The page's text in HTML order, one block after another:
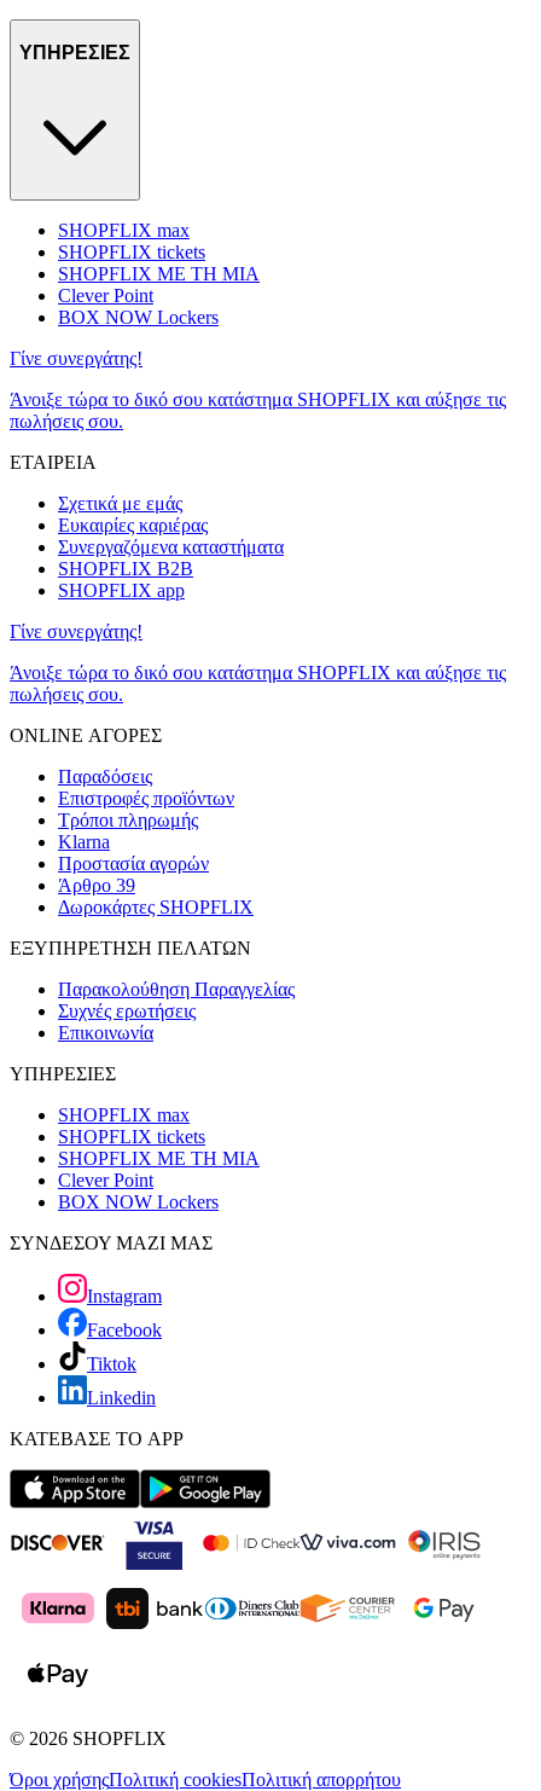
ΥΠΗΡΕΣΙΕΣ
SHOPFLIX max
SHOPFLIX tickets
SHOPFLIX ΜΕ ΤΗ ΜΙΑ
Clever Point
BOX NOW Lockers
Γίνε συνεργάτης!
Άνοιξε τώρα το δικό σου κατάστημα SHOPFLIX και αύξησε τις
πωλήσεις σου.
ΕΤΑΙΡΕΙΑ
Σχετικά με εμάς
Ευκαιρίες καριέρας
Συνεργαζόμενα καταστήματα
SHOPFLIX B2B
SHOPFLIX app
Γίνε συνεργάτης!
Άνοιξε τώρα το δικό σου κατάστημα SHOPFLIX και αύξησε τις
πωλήσεις σου.
ONLINE ΑΓΟΡΕΣ
Παραδόσεις
Επιστροφές προϊόντων
Τρόποι πληρωμής
Klarna
Προστασία αγορών
Άρθρο 39
Δωροκάρτες SHOPFLIX
ΕΞΥΠΗΡΕΤΗΣΗ ΠΕΛΑΤΩΝ
Παρακολούθηση Παραγγελίας
Συχνές ερωτήσεις
Επικοινωνία
ΥΠΗΡΕΣΙΕΣ
SHOPFLIX max
SHOPFLIX tickets
SHOPFLIX ΜΕ ΤΗ ΜΙΑ
Clever Point
BOX NOW Lockers
ΣΥΝΔΕΣΟΥ ΜΑΖΙ ΜΑΣ
Instagram
Facebook
Tiktok
Linkedin
ΚΑΤΕΒΑΣΕ ΤΟ APP
© 2026 SHOPFLIX
Όροι χρήσηςΠολιτική cookiesΠολιτική απορρήτου